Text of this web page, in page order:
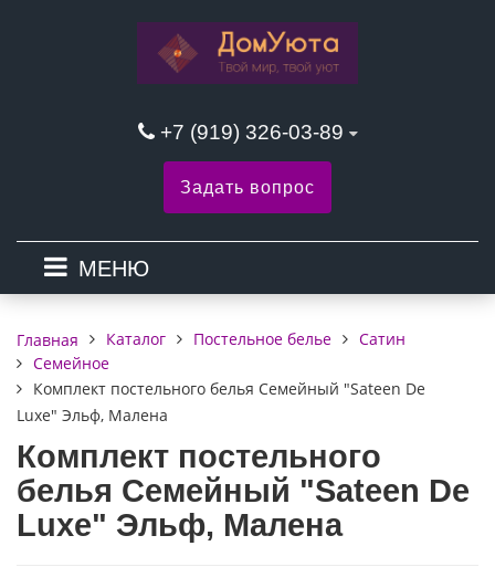
+7 (919) 326-03-89
Задать вопрос
МЕНЮ
Главная Каталог Постельное белье
Сатин
Семейное
Комплект постельного белья Семейный "Sateen De
Luxe" Эльф, Малена
Комплект постельного
белья Семейный "Sateen De
Luxe" Эльф, Малена